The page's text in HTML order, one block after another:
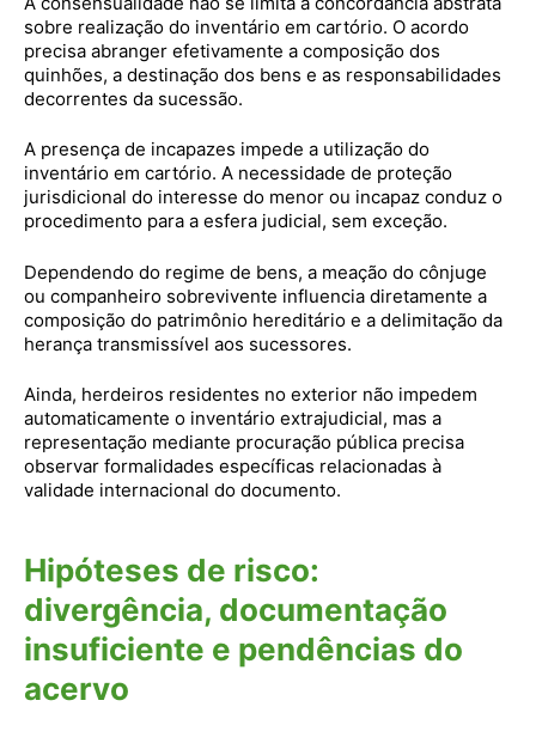
sobre realização do inventário em cartório. O acordo
precisa abranger efetivamente a composição dos
quinhões, a destinação dos bens e as responsabilidades
decorrentes da sucessão.
A presença de incapazes impede a utilização do
inventário em cartório. A necessidade de proteção
jurisdicional do interesse do menor ou incapaz conduz o
procedimento para a esfera judicial, sem exceção.
Dependendo do regime de bens, a meação do cônjuge
ou companheiro sobrevivente influencia diretamente a
composição do patrimônio hereditário e a delimitação da
herança transmissível aos sucessores.
Ainda, herdeiros residentes no exterior não impedem
automaticamente o inventário extrajudicial, mas a
representação mediante procuração pública precisa
observar formalidades específicas relacionadas à
validade internacional do documento.
Hipóteses de risco:
divergência, documentação
insuficiente e pendências do
acervo